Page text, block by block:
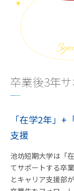
卒業後3年
「在学2年」+
支援
池坊短期大学は「
てサポートする卒
とキャリア支援部